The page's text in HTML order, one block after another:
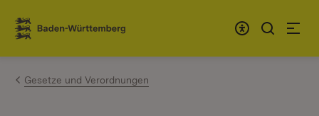
Zum Inhalt springen
Link zur Startseite
Gesetze und Verordnungen